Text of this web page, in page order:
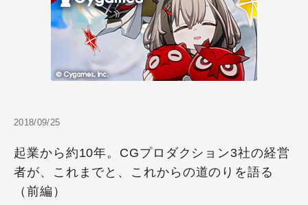
2018/09/25
起業から約10年。CGプロダクション3社の経営
者が、これまでと、これからの道のりを語る
（前編）